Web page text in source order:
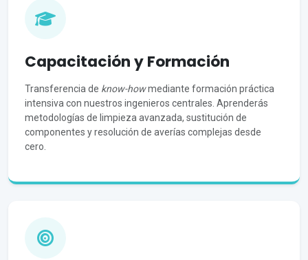
Capacitación y Formación
Transferencia de know-howmediante formación práctica
intensiva con nuestros ingenieros centrales. Aprenderás
metodologías de limpieza avanzada, sustitución de
componentes y resolución de averías complejas desde
cero.